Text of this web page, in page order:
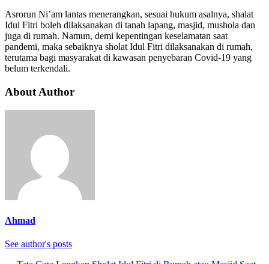
Asrorun Ni’am lantas menerangkan, sesuai hukum asalnya, shalat
Idul Fitri boleh dilaksanakan di tanah lapang, masjid, mushola dan
juga di rumah. Namun, demi kepentingan keselamatan saat
pandemi, maka sebaiknya sholat Idul Fitri dilaksanakan di rumah,
terutama bagi masyarakat di kawasan penyebaran Covid-19 yang
belum terkendali.
About Author
Ahmad
See author's posts